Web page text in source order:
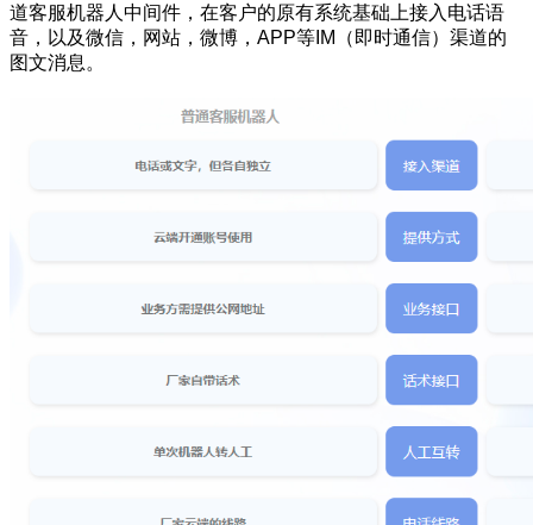
道客服机器人中间件，在客户的原有系统基础上接入电话语
音，以及微信，网站，微博，APP等IM（即时通信）渠道的
图文消息。